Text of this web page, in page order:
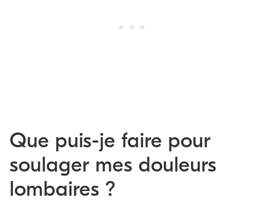
Que puis-je faire pour
soulager mes douleurs
lombaires ?